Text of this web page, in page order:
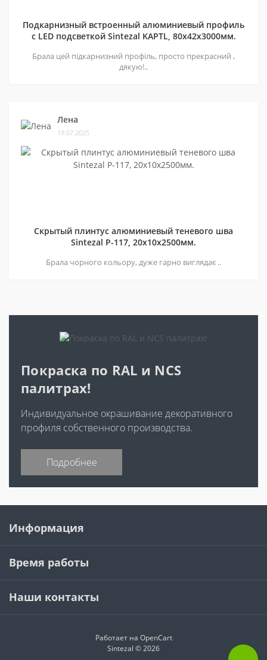
Подкарнизный встроенный алюминиевый профиль
с LED подсветкой Sintezal KAPTL, 80х42x3000мм.
Брала цей підкарнизний профіль, просто прекрасний ,
дякую!..
Лена
19.07.2025
Скрытый плинтус алюминиевый теневого шва
Sintezal P-117, 20х10х2500мм.
Брала чорного кольору, дуже гарно виглядає ..
Покраска по RAL и NCS
палитрах!
Индивидуальное окрашивание декоративного
профиля собственного производства.
Подробнее
Информация
Время работы
Наши контакты
Работает на OpenCart
Sintezal © 2026